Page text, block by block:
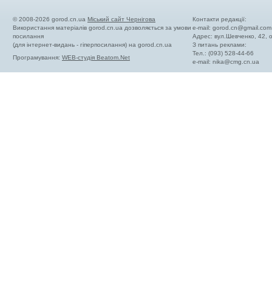
© 2008-2026 gorod.cn.ua Міський сайт Чернігова
Використання матеріалів gorod.cn.ua дозволяється за умови
посилання
(для інтернет-видань - гіперпосилання) на gorod.cn.ua
Програмування: WEB-студія Beatom.Net
Контакти редакції:
e-mail:gorod.cn@gmail.com
Адрес: вул.Шевченко, 42,
З питань реклами:
Тел.: (093) 528-44-66
e-mail:nika@cmg.cn.ua